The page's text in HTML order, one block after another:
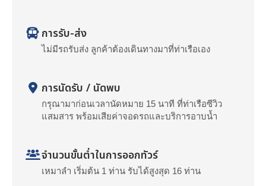
การรับ-ส่ง
ไม่มีรถรับส่ง ลูกค้าต้องเดินทางมาที่ท่าเรือเอง
การนัดรับ / นัดพบ
กรุณามาก่อนเวลานัดหมาย 15 นาที ที่ท่าเรือซีวิว
แสมสาร พร้อมเสียค่าจอดรถและบริการอาบน้ำ
จำนวนขั้นต่ำในการออกทัวร์
เหมาลำ เริ่มต้น 1 ท่าน รับได้สูงสุด 16 ท่าน